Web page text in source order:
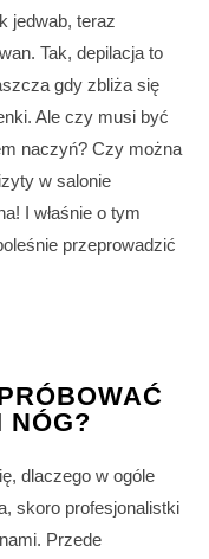
jedwab, teraz
Tak, depilacja to
gdy zbliża się
Ale czy musi być
naczyń? Czy można
w salonie
I właśnie o tym
przeprowadzić
NÓG?
dlaczego w ogóle
skoro profesjonalistki
Przede